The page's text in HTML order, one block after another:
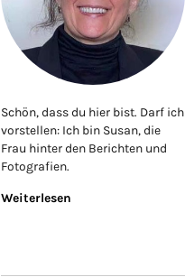
Schön, dass du hier bist. Darf ich
vorstellen: Ich bin Susan, die
Frau hinter den Berichten und
Fotografien.
Weiterlesen